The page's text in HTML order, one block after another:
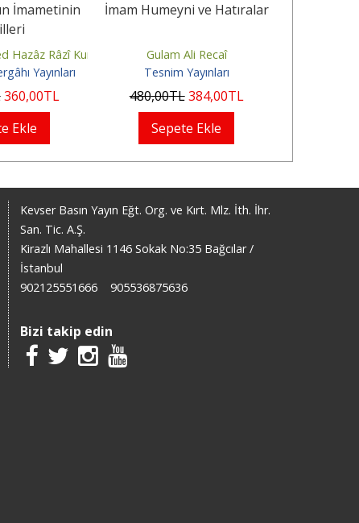
İmametinin
Hazâz Râzî Kummî
Yayınları
360,00TL
Ekle
İmam Humeyni ve Hatıralar
Gulam Ali Recaî
Tesnim Yayınları
480,00TL 384,00TL
Sepete Ekle
Kevser Basın Yayın Eğt. Org. ve Kırt. Mlz. İth. İhr.
San. Tic. A.Ş.
Kirazlı Mahallesi 1146 Sokak No:35 Bağcılar /
İstanbul
902125551666
905536875636
Bizi takip edin